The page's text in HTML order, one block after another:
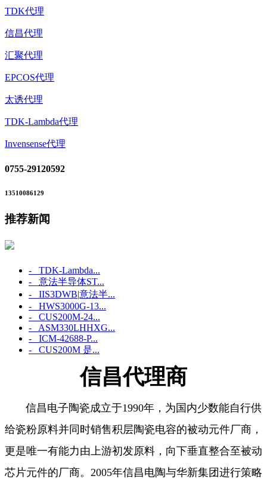
TDK代理
信昌代理
汇聚代理
EPCOS代理
太诱代理
TDK-Lambda代理
Invensense代理
0755-29120592
13510086129
推荐新闻
- TDK-Lambda...
- 意法半导体ST...
- IIS3DWB|意法半...
- HWS3000G-13...
- CUS200M-24...
- ASM330LHHXG...
- ICM‑42688‑P...
- CUS200M 是...
信昌代理商
信昌电子陶瓷成立于1990年，为国内少数能自行供
给瓷粉原料并同时销售积层陶瓷电容的被动元件厂商，
更是唯一有能力由上游初发原料，向下垂直整合至被动
芯片元件的厂商。2005年信昌电陶与华新集团进行策略